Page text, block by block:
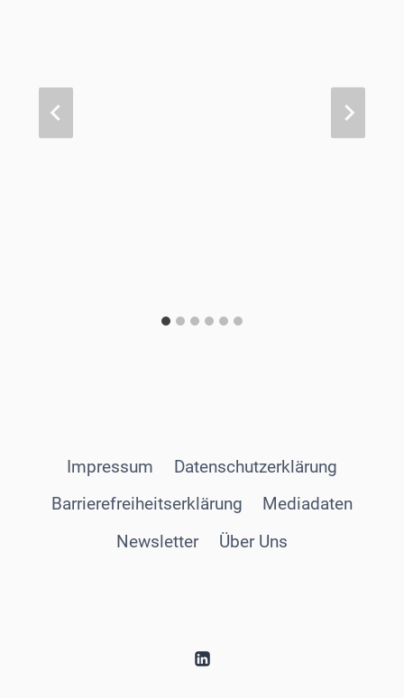
Impressum
Datenschutzerklärung
Barrierefreiheitserklärung
Mediadaten
Newsletter
Über Uns